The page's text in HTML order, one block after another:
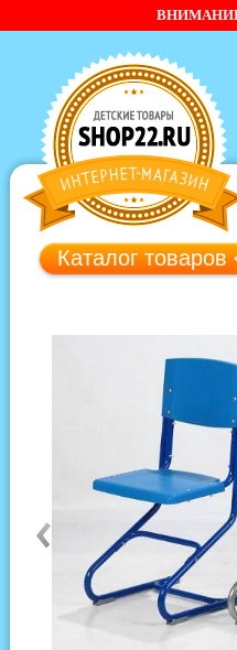
ВНИМАНИЕ!
Каталог товаров